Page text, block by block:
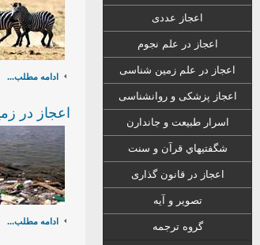
ادامه مطلب...
اعجاز در
ادامه مطلب...
اعجاز عددی
اعجاز در علم نجوم
اعجاز در علم زمين شناسى
اعجاز پزشکی و روانشناسى
اسرار طبیعت و جاندارن
شگفتيهاي قرآن و سنت
اعجاز در قانون گذارى
تصویر و آیه
گروه ترجمه